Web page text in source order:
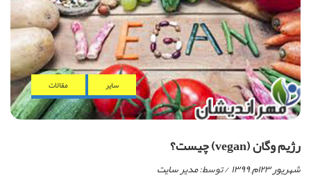
ساير مقالات
رژیم وگان (vegan) چیست؟
شهریور ۲۳ام, ۱۳۹۹ / توسط:مدیر سایت